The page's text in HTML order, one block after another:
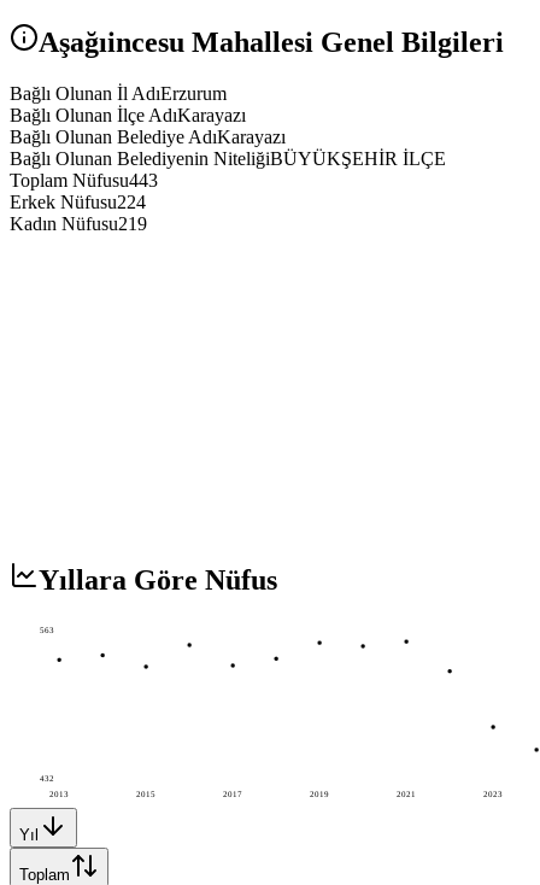
Aşağıincesu Mahallesi Genel Bilgileri
Bağlı Olunan İl AdıErzurum
Bağlı Olunan İlçe AdıKarayazı
Bağlı Olunan Belediye AdıKarayazı
Bağlı Olunan Belediyenin NiteliğiBÜYÜKŞEHİR İLÇE
Toplam Nüfusu443
Erkek Nüfusu224
Kadın Nüfusu219
Yıllara Göre Nüfus
2013 2015 2017 2019 2021 2023
563
432
Yıl
Toplam